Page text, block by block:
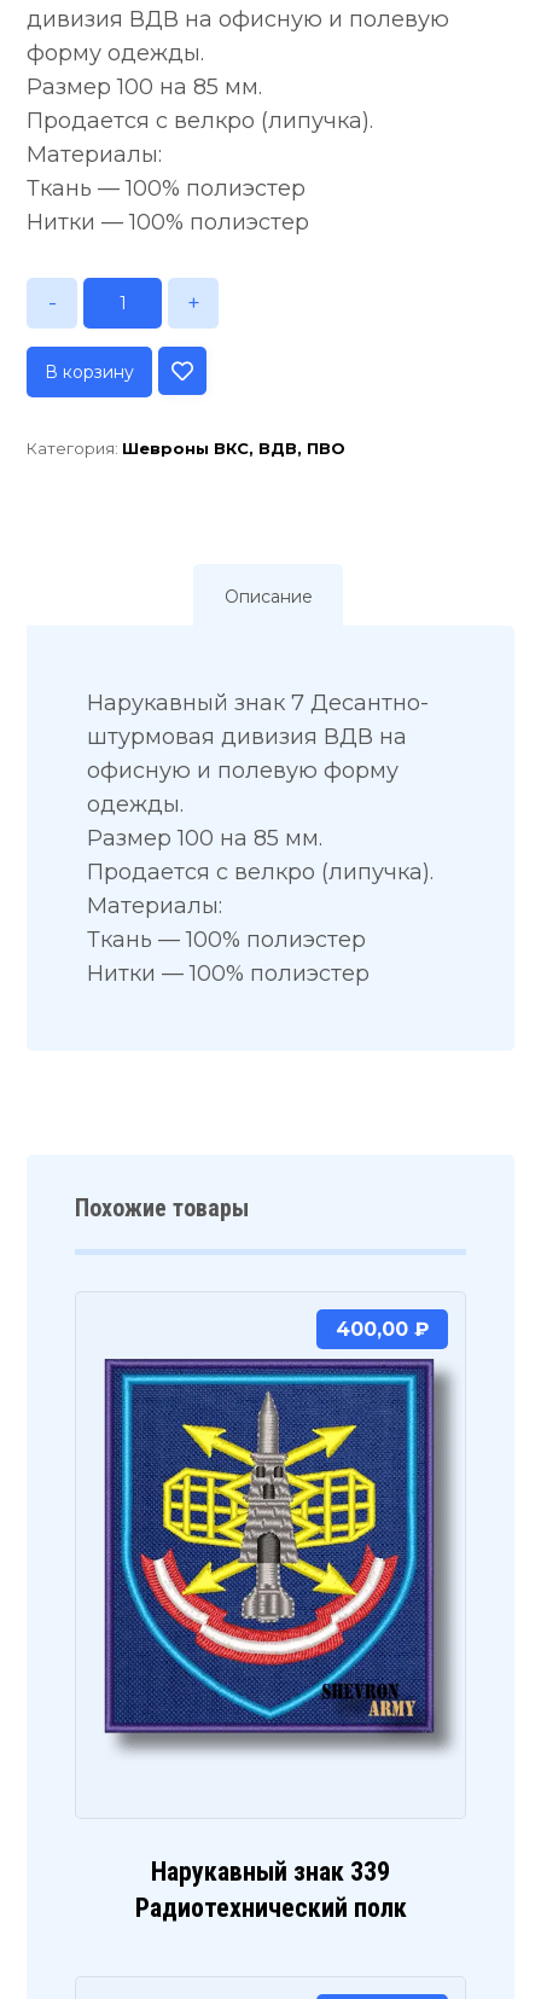
дивизия ВДВ на офисную и полевую
форму одежды.
Размер 100 на 85 мм.
Продается с велкро (липучка).
Материалы:
Ткань — 100% полиэстер
Нитки — 100% полиэстер
- +
В корзину
Категория: Шевроны ВКС, ВДВ, ПВО
Описание
Нарукавный знак 7 Десантно-
штурмовая дивизия ВДВ на
офисную и полевую форму
одежды.
Размер 100 на 85 мм.
Продается с велкро (липучка).
Материалы:
Ткань — 100% полиэстер
Нитки — 100% полиэстер
Похожие товары
Нарукавный знак 339
Радиотехнический полк
400,00 ₽